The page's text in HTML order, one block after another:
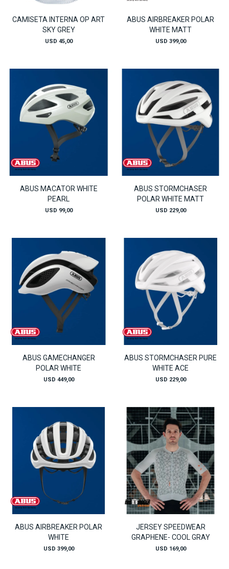
CAMISETA INTERNA OP ART
SKY GREY
USD 45,00
ABUS AIRBREAKER POLAR
WHITE MATT
USD 399,00
ABUS MACATOR WHITE
PEARL
USD 99,00
ABUS STORMCHASER
POLAR WHITE MATT
USD 229,00
ABUS GAMECHANGER
POLAR WHITE
USD 449,00
ABUS STORMCHASER PURE
WHITE ACE
USD 229,00
ABUS AIRBREAKER POLAR
WHITE
USD 399,00
JERSEY SPEEDWEAR
GRAPHENE- COOL GRAY
USD 169,00